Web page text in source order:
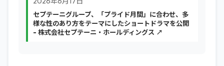
セプテーニグループ、「プライド月間」に合わせ、多
様な性のあり方をテーマにしたショートドラマを公開
- 株式会社セプテーニ・ホールディングス ↗